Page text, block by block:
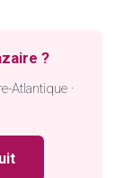
?
Atlantique ·